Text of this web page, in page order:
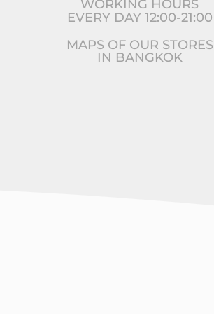
WORKING HOURS
EVERY DAY 12:00-21:00
MAPS OF OUR STORES
IN BANGKOK